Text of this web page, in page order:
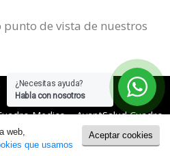
¿Necesitas ayuda?
Habla con nosotros
punto de vista de nuestros
Medico»AvantSalud Cuadro
Cuadro Medico Badajoz
de Cookies|Política de Privacidad
Aceptar cookies
web,
que usamos